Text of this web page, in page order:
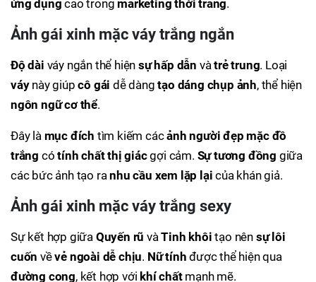
ứng dụng cao trong marketing thời trang.
Ảnh gái xinh mặc váy trắng ngắn
Độ dài váy ngắn thể hiệnsự hấp dẫn vàtrẻ trung. Loại
váynày giúpcô gái dễ dàngtạo dáng chụp ảnh, thể hiện
ngôn ngữ cơ thể.
Đây là mục đích tìm kiếm cácảnh người đẹp mặc đồ
trắng cótính chấtthị giácgợi cảm. Sự tương đồng giữa
các bức ảnh tạo ranhu cầu xem lặp lại của khán giả.
Ảnh gái xinh mặc váy trắng sexy
Sự kết hợp giữa Quyến rũ vàTinh khôi tạo nên sự lôi
cuốn vềvẻ ngoài dễ chịu. Nữ tính được thể hiện qua
đường cong, kết hợp với khí chấtmạnh mẽ.